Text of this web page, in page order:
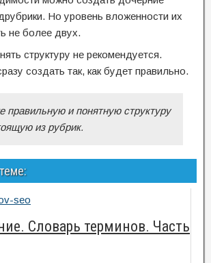
Но уровень вложенности их
не более двух.
структуру не рекомендуется.
создать так, как будет правильно.
правильную и понятную структуру
из рубрик.
Словарь терминов. Часть